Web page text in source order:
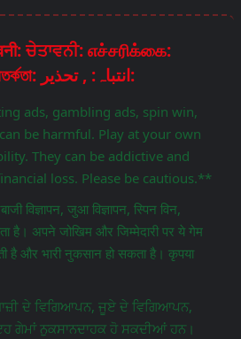
ਚੇਤਾਵਨੀ: எச்சரிக்கை:
హెచ్చరిక: ಎಚ್ಚರಿಕೆ: সতর্কতা: انتباہ: , تحذير:
ads, gambling ads, spin win,
be harmful. Play at your own
They can be addictive and
loss. Please be cautious.**
विज्ञापन, जुआ विज्ञापन, स्पिन विन,
है। अपने जोखिम और जिम्मेदारी पर ये गेम
और भारी नुकसान हो सकता है। कृपया
ਦੇ ਵਿਗਿਆਪਨ, ਜੂਏ ਦੇ ਵਿਗਿਆਪਨ,
ਗੇਮਾਂ ਨੁਕਸਾਨਦਾਹਕ ਹੋ ਸਕਦੀਆਂ ਹਨ।